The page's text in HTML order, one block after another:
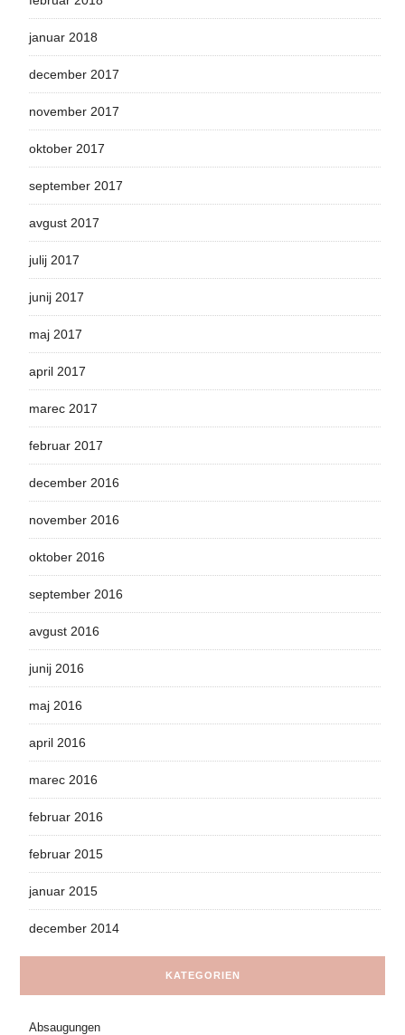
januar 2018
december 2017
november 2017
oktober 2017
september 2017
avgust 2017
julij 2017
junij 2017
maj 2017
april 2017
marec 2017
februar 2017
december 2016
november 2016
oktober 2016
september 2016
avgust 2016
junij 2016
maj 2016
april 2016
marec 2016
februar 2016
februar 2015
januar 2015
december 2014
KATEGORIEN
Absaugungen